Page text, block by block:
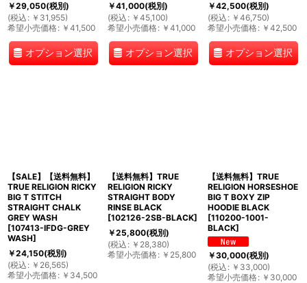
￥29,050(税別)
(税込 : ￥ 31,955)
希望小売価格: ￥ 41,500
オプション選択
￥41,000(税別)
(税込 : ￥ 45,100)
希望小売価格: ￥ 41,000
オプション選択
￥42,500(税別)
(税込 : ￥ 46,750)
希望小売価格: ￥ 42,500
オプション選択
【SALE】【送料無料】
TRUE RELIGION RICKY
BIG T STITCH
STRAIGHT CHALK
GREY WASH
[107413-IFDG-GREY
WASH]
￥24,150(税別)
(税込 : ￥ 26,565)
希望小売価格: ￥ 34,500
【送料無料】TRUE
RELIGION RICKY
STRAIGHT BODY
RINSE BLACK
[102126-2SB-BLACK]
￥25,800(税別)
(税込 : ￥ 28,380)
希望小売価格: ￥ 25,800
【送料無料】TRUE
RELIGION HORSESHOE
BIG T BOXY ZIP
HOODIE BLACK
[110200-1001-
BLACK]
￥30,000(税別)
(税込 : ￥ 33,000)
希望小売価格: ￥ 30,000